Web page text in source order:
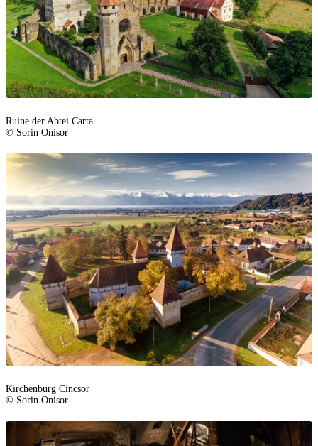
Ruine der Abtei Carta
© Sorin Onisor
Kirchenburg Cincsor
© Sorin Onisor